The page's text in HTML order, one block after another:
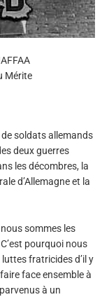
Mérite
soldats allemands
deux guerres
les décombres, la
d’Allemagne et la
sommes les
pourquoi nous
fratricides d’il y
face ensemble à
à un